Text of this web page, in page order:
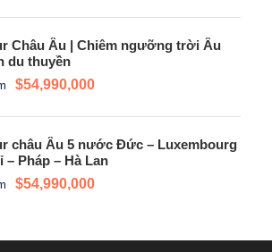
Châu Âu | Chiêm ngưỡng trời Âu
du thuyền
$54,990,000
châu Âu 5 nước Đức – Luxembourg
– Pháp – Hà Lan
$54,990,000